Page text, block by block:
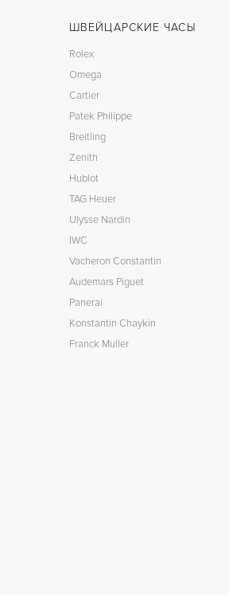
ШВЕЙЦАРСКИЕ ЧАСЫ
Rolex
Omega
Cartier
Patek Philippe
Breitling
Zenith
Hublot
TAG Heuer
Ulysse Nardin
IWC
Vacheron Constantin
Audemars Piguet
Panerai
Konstantin Chaykin
Franck Muller